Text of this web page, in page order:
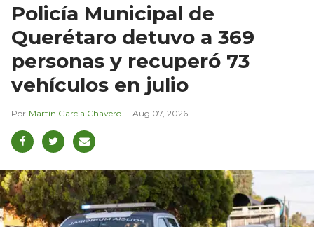
Policía Municipal de
Querétaro detuvo a 369
personas y recuperó 73
vehículos en julio
Martín García Chavero Aug 07, 2026